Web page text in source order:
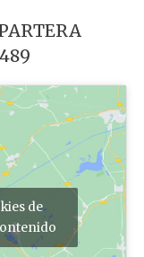
de